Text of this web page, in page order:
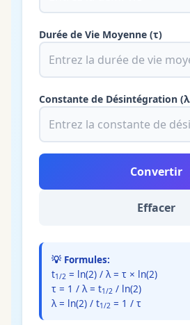
Durée de Vie Moyenne (τ)
Constante de Désintégration
Convertir
Effacer
💡 Formules:
t1/2 = ln(2) / λ = τ × ln(2)
τ = 1 / λ = t1/2 / ln(2)
λ = ln(2) / t1/2 = 1 / τ